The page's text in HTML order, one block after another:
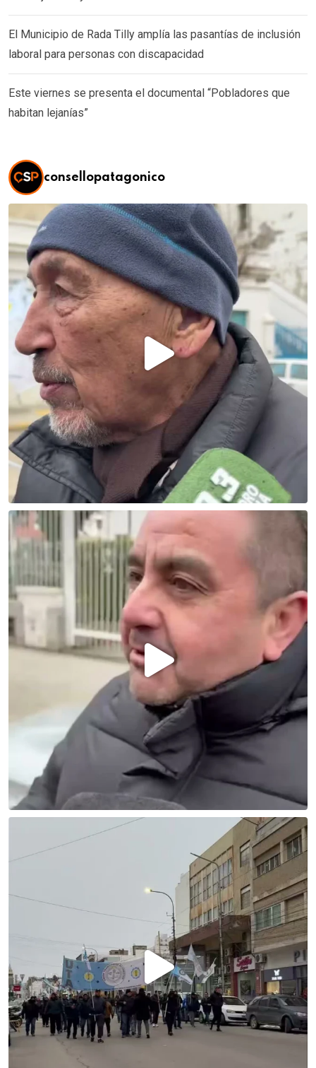
El Municipio de Rada Tilly amplía las pasantías de inclusión
laboral para personas con discapacidad
Este viernes se presenta el documental “Pobladores que
habitan lejanías”
consellopatagonico